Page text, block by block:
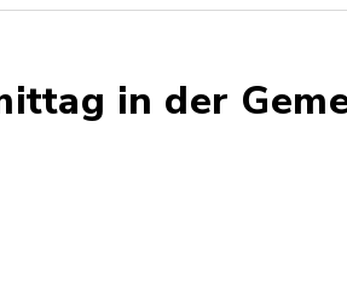
in der